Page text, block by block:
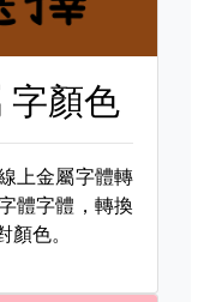
字顏色
上金屬字體轉
體字體，轉換
顏色。